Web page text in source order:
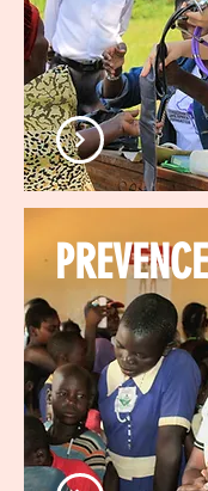
PREVENCE